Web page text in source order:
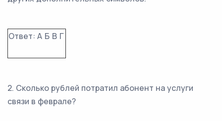
Ответ: А Б В Г
2. Сколько рублей потратил абонент на услуги
связи в феврале?